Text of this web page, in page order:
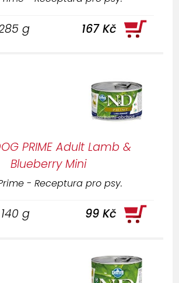
g 167 Kč
PRIME Adult Lamb &
Blueberry Mini
- Receptura pro psy.
140 g 99 Kč